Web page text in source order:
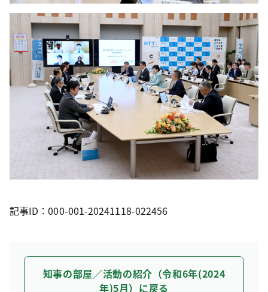
記事ID：000-001-20241118-022456
知事の部屋／活動の紹介（令和6年(2024
年)5月）に戻る